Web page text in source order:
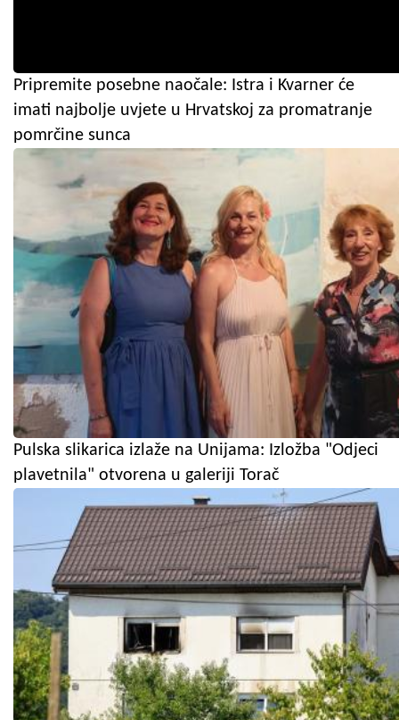
Pripremite posebne naočale: Istra i Kvarner će
imati najbolje uvjete u Hrvatskoj za promatranje
pomrčine sunca
Pulska slikarica izlaže na Unijama: Izložba "Odjeci
plavetnila" otvorena u galeriji Torač